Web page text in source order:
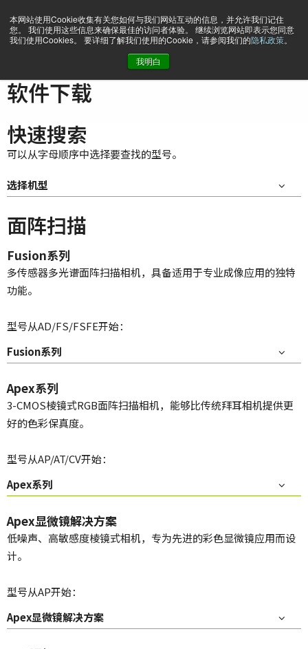
本网站使用Cookie收集有关您如何与我们网站互动的信息，并允许我们记住
您。 我们使用这些信息来确保最佳的访问者体验。 继续浏览网站即表示您同意
我们使用Cookies。 要详细了解我们使用的Cookie，请参阅我们的隐私政策。
我明白
软件下载
软件下载
快速搜索
可以从字母顺序中选择要查找的型号。
选择机型
面阵扫描
Fusion系列
多传感器多光谱面阵扫描相机，具备适用于专业成像应用的独特
功能。
型号从AD/FS/FSFE开始：
Fusion系列
Apex系列
3-CMOS棱镜式RGB面阵扫描相机，能够比传统拜耳相机提供更
好的色彩保真度。
型号从AP/AT/CV开始：
Apex系列
Apex显微镜解决方案
低噪声、高敏感度棱镜式相机，专为先进的彩色显微镜应用而设
计。
型号从AP开始：
Apex显微镜解决方案